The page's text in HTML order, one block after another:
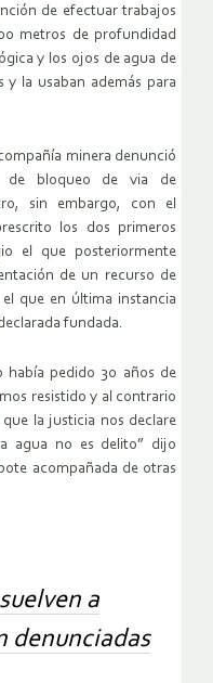
de efectuar trabajos
metros de profundidad
y los ojos de agua de
y la usaban además para
minera denunció
de bloqueo de via de
sin embargo, con el
los dos primeros
el que posteriormente
de un recurso de
que en última instancia
fundada.
había pedido 30 años de
resistido y al contrario
la justicia nos declare
agua no es delito” dijo
acompañada de otras
a
denunciadas